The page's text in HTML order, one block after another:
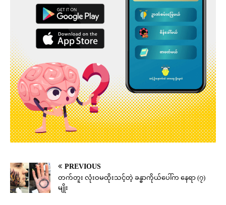
PREVIOUS
တက်တူး လုံးဝမထိုးသင့်တဲ့ ခန္ဓာကိုယ်ပေါ်က နေရာ (၇)
မျိုး